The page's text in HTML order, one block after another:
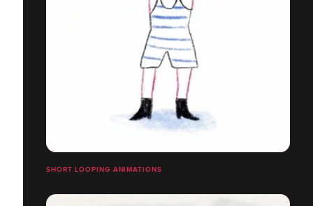
SHORT LOOPING ANIMATIONS